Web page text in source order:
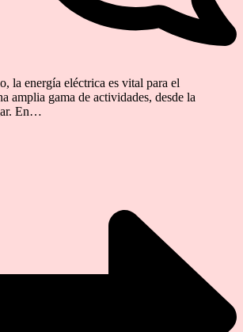
la energía eléctrica es vital para el
amplia gama de actividades, desde la
En…